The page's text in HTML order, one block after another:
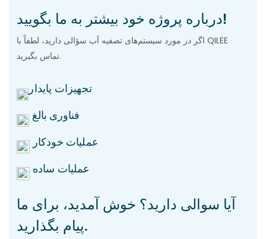
درباره پروژه خود بیشتر به ما بگویید!
اگر در مورد سیستم‌های تصفیه آب سؤالی دارید، لطفاً با QILEE
تماس بگیرید.
تجهیزات پایدار
فناوری بالغ
عملیات خودکار
عملیات ساده
آیا سوالی دارید؟ خوش آمدید، برای ما
پیام بگذارید.